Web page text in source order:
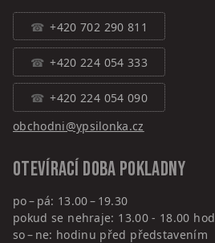
+420 702 290 811
+420 224 054 333
+420 224 054 090
obchodni@ypsilonka.cz
Otevírací doba pokladny
po – pá: 13.00 – 19.30
pokud se nehraje: 13.00 - 18.00 hod
so – ne: hodinu před představením